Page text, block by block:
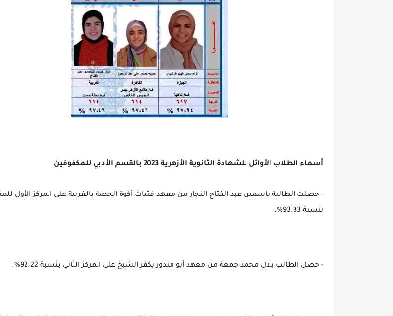
أسماء الطلاب الأوائل للشهادة الثانوية الأزهرية 2023 بالقسم الأدبي للمكفوفين
- حصلت الطالبة ياسمين عبد الفتاح النجار من معهد فتيات أكوة الحصة بالغربية على المركز الأول
بنسبة 93.33%.
- حصل الطالب بلال محمد جمعة من معهد أبو مندور بكفر الشيخ على المركز الثاني بنسبة 92.22%.